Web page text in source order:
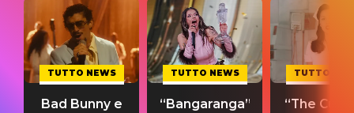
TUTTO NEWS
Bad Bunny e
TUTTO NEWS
“Bangaranga”
TUTTO
“The